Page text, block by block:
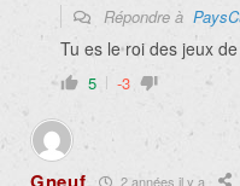
Répondre à
Tu es le roi des jeux
5 -3
2 années il y a